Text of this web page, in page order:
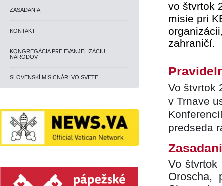
ZASADANIA
KONTAKT
KONGREGÁCIA PRE EVANJELIZÁCIU
NÁRODOV
SLOVENSKÍ MISIONÁRI VO SVETE
vo štvrtok
misie pri
zahraničí.
Vo štvrtok
v Trnave
predseda
Vo štvrtok
Oroscha,